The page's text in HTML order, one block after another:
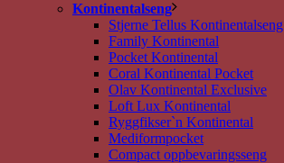
Kontinentalseng
Stjerne Tellus Kontinentalseng
Family Kontinental
Pocket Kontinental
Coral Kontinental Pocket
Olav Kontinental Exclusive
Loft Lux Kontinental
Ryggfikser`n Kontinental
Mediformpocket
Compact oppbevaringsseng